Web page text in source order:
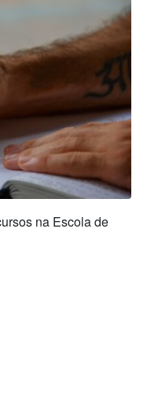
na Escola de